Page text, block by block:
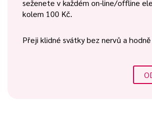
seženete v každém on-line/offline
kolem 100 Kč.
Přeji klidné svátky bez nervů a